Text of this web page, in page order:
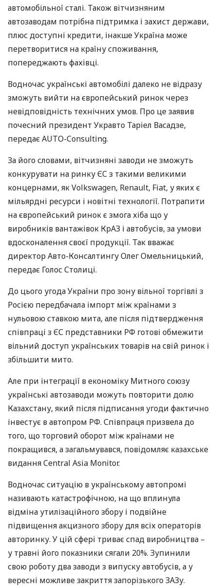
автомобільної сталі. Також вітчизняним
автозаводам потрібна підтримка і захист держави,
плюс доступні кредити, інакше Україна може
перетворитися на країну споживання,
попереджають фахівці.
Водночас українські автомобілі далеко не відразу
зможуть вийти на європейський ринок через
невідповідність технічних умов. Про це заявив
почесний президент Укравто Таріел Васадзе,
передаєAUTO-Consulting.
За його словами, вітчизняні заводи не зможуть
конкурувати на ринку ЄС з такими великими
концернами, як Volkswagen, Renault, Fiat, у яких є
мільярдні ресурси і новітні технології. Потрапити
на європейський ринок є змога хіба що у
виробників вантажівок КрАЗ і автобусів, за умови
вдосконалення своєї продукції. Так вважає
директор Авто-Консалтингу Олег Омельницький,
передає Голос Столиці.
До цього угода України про зону вільної торгівлі з
Росією передбачала імпорт між країнами з
нульовою ставкою мита, але після підтвердження
співпраці з ЄС представники РФ готові обмежити
вільний доступ українських товарів на свій ринок і
збільшити мито.
Але при інтеграції в економіку Митного союзу
українські автозаводи можуть повторити долю
Казахстану, який після підписання угоди фактично
інвестує в автопром РФ. Співпраця призвела до
того, що торговий оборот між країнами не
покращився, а загальмувався, повідомляє казахське
видання Central Asia Monitor.
Водночас ситуацію в українському автопромі
називають катастрофічною, на що вплинула
відміна утилізаційного збору і подвійне
підвищення акцизного збору для всіх операторів
авторинку. У цій сфері триває спад виробництва –
у травні його показники сягали 20%. Зупинили
свою роботу два заводи з випуску автобусів, а у
вересні можливе закриття запорізькогоЗАЗу.